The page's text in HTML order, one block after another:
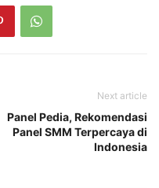
Next article
Panel Pedia, Rekomendasi
Panel SMM Terpercaya di
Indonesia